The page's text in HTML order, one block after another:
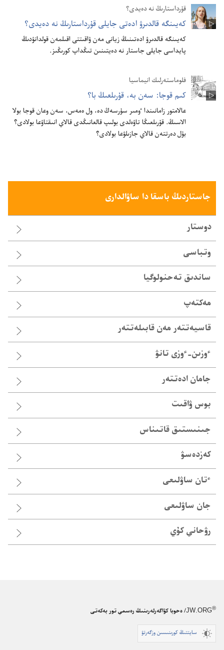
قۇ‌رداستارىڭ نە دە‌يدى؟‏
كە‌يىنگە قالدىرۋ ادە‌تى جايلى قۇ‌رداستارىڭ نە دە‌يدى؟‏
كە‌يىنگە قالدىرۋ ادە‌تىنىڭ زيانى مە‌ن ۋاقىتتى اقىلمە‌ن قولدانۋدىڭ
پايداسى جايلى جاستار نە دە‌يتىنىن تىڭداپ كورىڭىز.‏
فلوماستە‌رلىك انيماسيا
كىم قوجا:‏ سە‌ن بە،‏ قۇ‌رىلعىڭ با؟‏
عالامتور زامانىندا ٶمىر سۇ‌رسە‌ڭ دە،‏ ول ە‌مە‌س،‏ سە‌ن وعان قوجا بولا
الاسىڭ.‏ قۇ‌رىلعىڭا تاۋە‌لدى بولىپ قالعانىڭدى قالاي انىقتاۋعا بولادى؟‏
بۇ‌ل دە‌رتتە‌ن قالاي جازىلۋعا بولادى؟‏
جاستاردىڭ باسقا دا ساۋالدارى
دوستار
وتباسى
ساندىق تە‌حنولوگيا
مەكتەپ
قاسيە‌تتە‌ر مە‌ن قابىلە‌تتە‌ر
ٴوزىن-‏ٴوزى تانۋ
جامان ادە‌تتە‌ر
بوس ۋاقىت
جىنىستىق قاتىناس
كەزدەسۋ
ٴ‌تان ساۋلىعى
جان ساۋلىعى
رۋحاني كۇي
JW.ORG® / ەحوبا كۋاگەرلەرىنىڭ رەسمي تور بەكەتى
سايتتىڭ كورىنىسىن وزگەرتۋ